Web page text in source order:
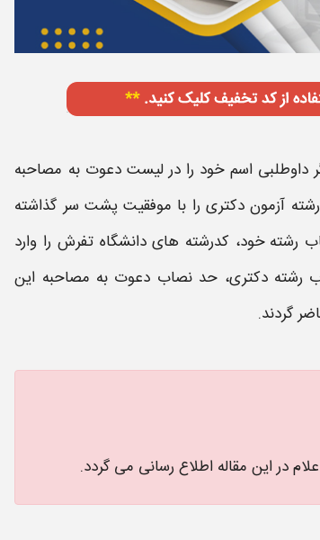
داوطلبی اسم خود را در لیست دعوت به مصاحبه
آزمون دکتری را با موفقیت پشت سر گذاشته
رشته خود، کدرشته هایدانشگاه تفرش را وارد
رشتهدکتری، حد نصاب دعوت به مصاحبه این
گردند.
در این مقاله اطلاع رسانی می گردد.